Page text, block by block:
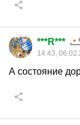
***R***
14:43,
А состояние